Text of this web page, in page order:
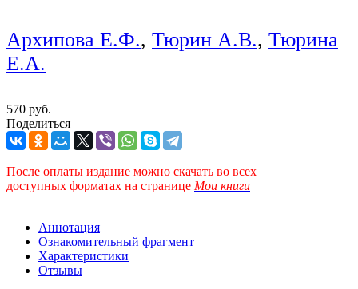
Архипова Е.Ф., Тюрин А.В., Тюрина
Е.А.
570 руб.
Поделиться
После оплаты издание можно скачать во всех
доступных форматах на странице Мои книги
Аннотация
Ознакомительный фрагмент
Характеристики
Отзывы